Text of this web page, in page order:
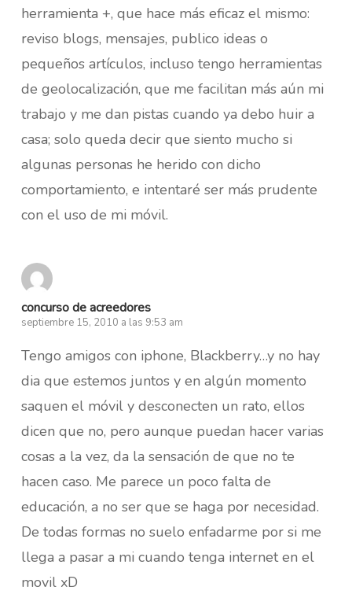
herramienta +, que hace más eficaz el mismo:
reviso blogs, mensajes, publico ideas o
pequeños artículos, incluso tengo herramientas
de geolocalización, que me facilitan más aún mi
trabajo y me dan pistas cuando ya debo huir a
casa; solo queda decir que siento mucho si
algunas personas he herido con dicho
comportamiento, e intentaré ser más prudente
con el uso de mi móvil.
concurso de acreedores
septiembre 15, 2010 a las 9:53 am
Tengo amigos con iphone, Blackberry…y no hay
dia que estemos juntos y en algún momento
saquen el móvil y desconecten un rato, ellos
dicen que no, pero aunque puedan hacer varias
cosas a la vez, da la sensación de que no te
hacen caso. Me parece un poco falta de
educación, a no ser que se haga por necesidad.
De todas formas no suelo enfadarme por si me
llega a pasar a mi cuando tenga internet en el
movil xD